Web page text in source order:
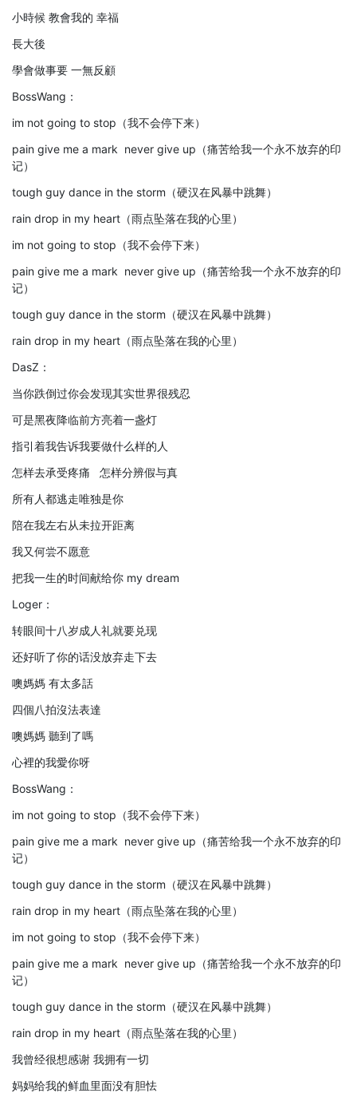
小時候 教會我的 幸福
長大後
學會做事要 一無反顧
BossWang：
im not going to stop（我不会停下来）
pain give me a mark never give up（痛苦给我一个永不放弃的印
记）
tough guy dance in the storm（硬汉在风暴中跳舞）
rain drop in my heart（雨点坠落在我的心里）
im not going to stop（我不会停下来）
pain give me a mark never give up（痛苦给我一个永不放弃的印
记）
tough guy dance in the storm（硬汉在风暴中跳舞）
rain drop in my heart（雨点坠落在我的心里）
DasZ：
当你跌倒过你会发现其实世界很残忍
可是黑夜降临前方亮着一盏灯
指引着我告诉我要做什么样的人
怎样去承受疼痛 怎样分辨假与真
所有人都逃走唯独是你
陪在我左右从未拉开距离
我又何尝不愿意
把我一生的时间献给你 my dream
Loger：
转眼间十八岁成人礼就要兑现
还好听了你的话没放弃走下去
噢媽媽 有太多話
四個八拍沒法表達
噢媽媽 聽到了嗎
心裡的我愛你呀
BossWang：
im not going to stop（我不会停下来）
pain give me a mark never give up（痛苦给我一个永不放弃的印
记）
tough guy dance in the storm（硬汉在风暴中跳舞）
rain drop in my heart（雨点坠落在我的心里）
im not going to stop（我不会停下来）
pain give me a mark never give up（痛苦给我一个永不放弃的印
记）
tough guy dance in the storm（硬汉在风暴中跳舞）
rain drop in my heart（雨点坠落在我的心里）
我曾经很想感谢 我拥有一切
妈妈给我的鲜血里面没有胆怯